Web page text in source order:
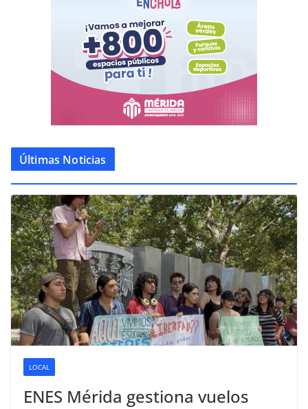
Últimas Noticias
LOCAL
ENES Mérida gestiona vuelos